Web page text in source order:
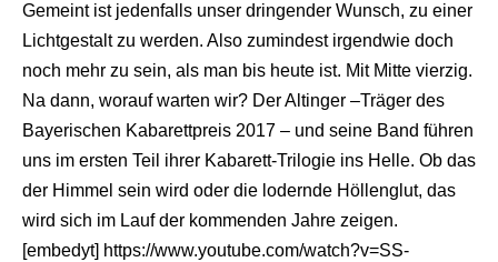
Gemeint ist jedenfalls unser dringender Wunsch, zu einer
Lichtgestalt zu werden. Also zumindest irgendwie doch
noch mehr zu sein, als man bis heute ist. Mit Mitte vierzig.
Na dann, worauf warten wir? Der Altinger –Träger des
Bayerischen Kabarettpreis 2017 – und seine Band führen
uns im ersten Teil ihrer Kabarett-Trilogie ins Helle. Ob das
der Himmel sein wird oder die lodernde Höllenglut, das
wird sich im Lauf der kommenden Jahre zeigen.
[embedyt] https://www.youtube.com/watch?v=SS-